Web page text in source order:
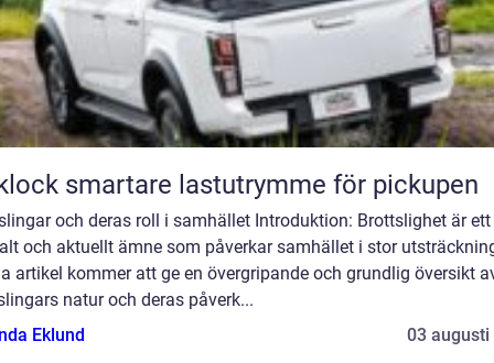
Flaklock smartare lastutrymme för pickupen
och deras roll i samhället Introduktion: Brottslighet är ett
och aktuellt ämne som påverkar samhället i stor
artikel kommer att ge en övergripande och grundlig översikt
natur och deras påverk...
Eklund
03 augusti